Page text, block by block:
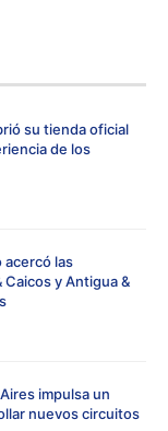
su tienda oficial
de los
acercó las
Caicos y Antigua &
impulsa un
nuevos circuitos